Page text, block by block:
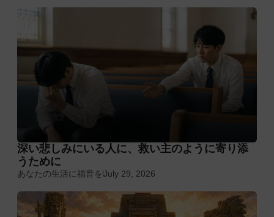
深い悲しみにいる人に、救い主のように寄り添
うために
あなたの生活に福音をJuly 29, 2026